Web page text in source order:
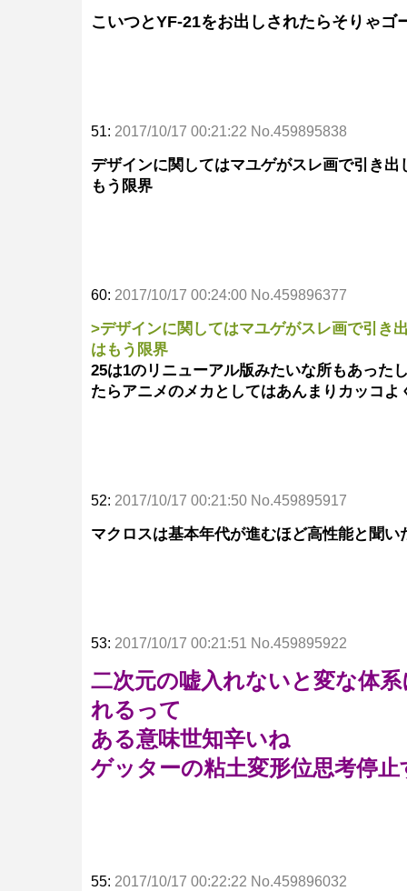
こいつとYF-21をお出しされたらそりゃ
51: 2017/10/17 00:21:22 No.459895838
デザインに関してはマユゲがスレ画で引き
もう限界
60: 2017/10/17 00:24:00 No.459896377
>デザインに関してはマユゲがスレ画で引き
はもう限界
25は1のリニューアル版みたいな所もあった
たらアニメのメカとしてはあんまりカッコよ
52: 2017/10/17 00:21:50 No.459895917
マクロスは基本年代が進むほど高性能と聞い
53: 2017/10/17 00:21:51 No.459895922
二次元の嘘入れないと変な体
れるって
ある意味世知辛いね
ゲッターの粘土変形位思考停
55: 2017/10/17 00:22:22 No.459896032